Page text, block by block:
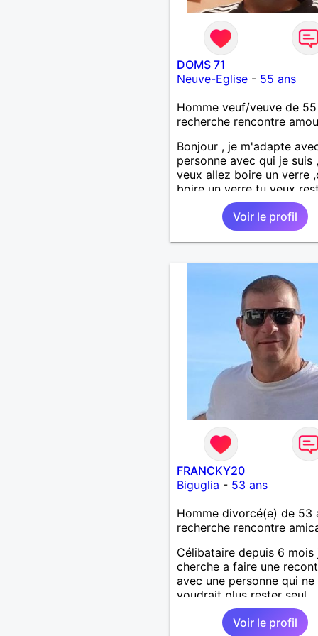
DOMS 71
Neuve-Eglise- 55 ans
Homme veuf/veuve de
recherche rencontre
Bonjour , je m'adapte
personne avec qui je suis
veux allez boire un verre
boire un verre tu veux
maison ,on reste
etc...l'important c'est
ensemble .j'aime me
faire du sport , regarder
par dessus tous rire
Voir le profil
FRANCKY20
Biguglia - 53 ans
Homme divorcé(e) de 53
recherche rencontre
Célibataire depuis 6 mois
cherche a faire une
avec une personne qui ne
voudrait plus rester seul ,
comme moi .
Voir le profil